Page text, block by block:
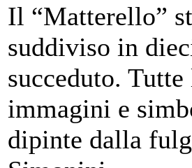
Il “Matterello”
suddiviso in
succeduto.
immagini e
dipinte dalla